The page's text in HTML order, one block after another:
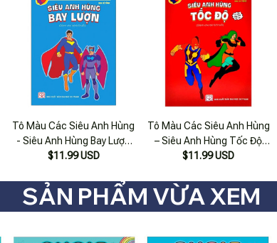
Tô Màu Các Siêu Anh Hùng
- Siêu Anh Hùng Bay Lượn
(dành Cho Bé 5 Tuổi)
$11.99 USD
Tô Màu Các Siêu Anh Hùng
– Siêu Anh Hùng Tốc Độ
(Dành Cho Bé 5 Tuổi)
$11.99 USD
SẢN PHẨM VỪA XEM